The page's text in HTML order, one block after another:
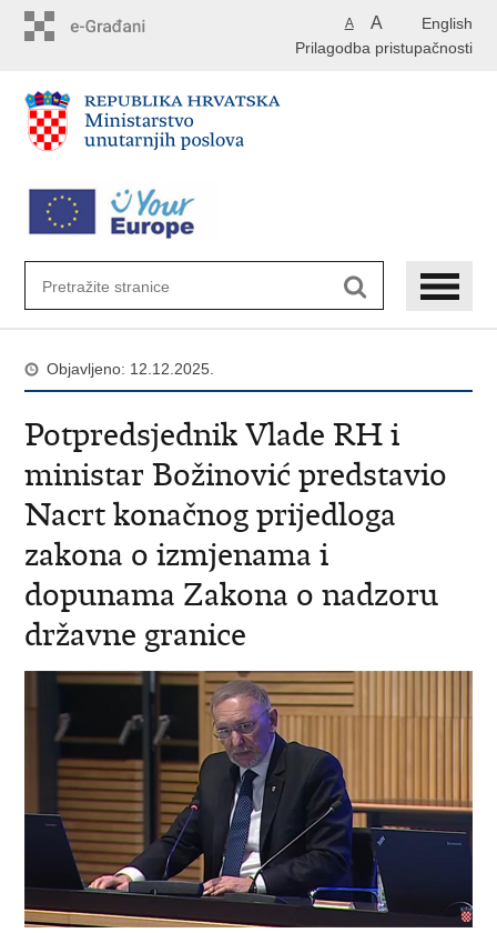
English
A A
Prilagodba pristupačnosti
Objavljeno: 12.12.2025.
Potpredsjednik Vlade RH i
ministar Božinović predstavio
Nacrt konačnog prijedloga
zakona o izmjenama i
dopunama Zakona o nadzoru
državne granice